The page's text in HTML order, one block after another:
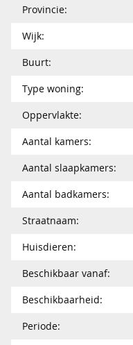
Provincie:
Wijk:
Buurt:
Type woning:
Oppervlakte:
Aantal kamers:
Aantal slaapkamers:
Aantal badkamers:
Straatnaam:
Huisdieren:
Beschikbaar vanaf:
Beschikbaarheid:
Periode: